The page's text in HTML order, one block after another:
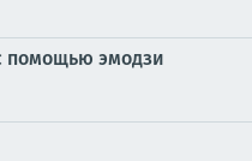
помощью эмодзи